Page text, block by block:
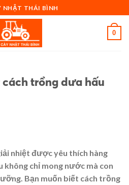
NHẬT THÁI BÌNH
0
trồng dưa hấu
nhiệt được yêu thích hàng
không chỉ mong nước mà con
Bạn muốn biết cách trồng